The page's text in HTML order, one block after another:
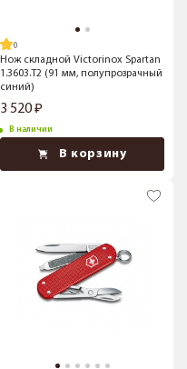
Нож складной Victorinox Spartan
1.3603.T2 (91 мм, полупрозрачный
синий)
3 520
В наличии
В корзину